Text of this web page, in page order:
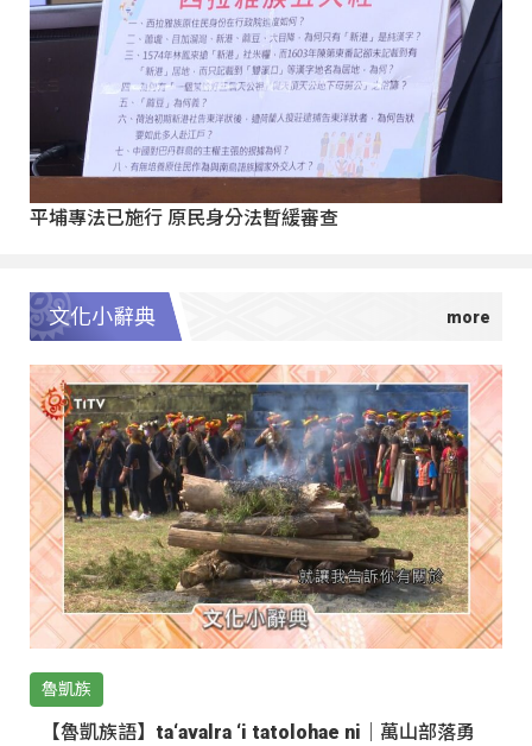
平埔專法已施行 原民身分法暫緩審查
文化小辭典
魯凱族
【魯凱族語】ta‘avalra ‘i tatolohae ni｜萬山部落勇